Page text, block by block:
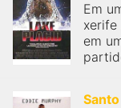
Em
xerife
em